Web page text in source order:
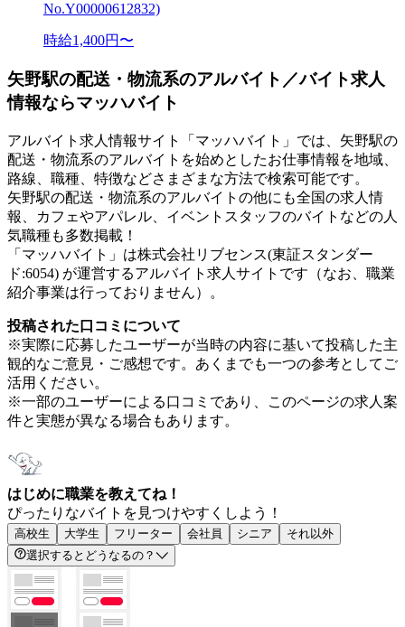
No.Y00000612832)
時給1,400円〜
矢野駅の配送・物流系のアルバイト／バイト求人
情報ならマッハバイト
アルバイト求人情報サイト「マッハバイト」では、矢野駅の
配送・物流系のアルバイトを始めとしたお仕事情報を地域、
路線、職種、特徴などさまざまな方法で検索可能です。
矢野駅の配送・物流系のアルバイトの他にも全国の求人情
報、カフェやアパレル、イベントスタッフのバイトなどの人
気職種も多数掲載！
「マッハバイト」は株式会社リブセンス(東証スタンダー
ド:6054) が運営するアルバイト求人サイトです（なお、職業
紹介事業は行っておりません）。
投稿された口コミについて
※実際に応募したユーザーが当時の内容に基いて投稿した主
観的なご意見・ご感想です。あくまでも一つの参考としてご
活用ください。
※一部のユーザーによる口コミであり、このページの求人案
件と実態が異なる場合もあります。
はじめに職業を教えてね！
ぴったりなバイトを見つけやすくしよう！
高校生 大学生 フリーター 会社員 シニア
それ以外
選択するとどうなるの？